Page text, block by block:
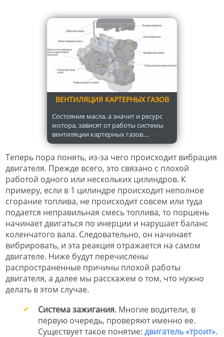
ВЕНТИЛЯЦИЯ КАРТЕРНЫХ ГАЗОВ
Состояние масла, а значит и ресурс
мотора, зависят от работы системы
вентиляции картерных газов....
Теперь пора понять, из-за чего происходит вибрация
двигателя. Прежде всего, это связано с плохой
работой одного или нескольких цилиндров. К
примеру, если в 1 цилиндре происходит неполное
сгорание топлива, не происходит совсем или туда
подается неправильная смесь топлива, то поршень
начинает двигаться по инерции и нарушает баланс
коленчатого вала. Следовательно, он начинает
вибрировать, и эта реакция отражается на самом
двигателе. Ниже будут перечислены
распространенные причины плохой работы
двигателя, а далее мы расскажем о том, что нужно
делать в этом случае.
Система зажигания. Многие водители, в
первую очередь, проверяют именно ее.
Существует такое понятие: двигатель «троит».